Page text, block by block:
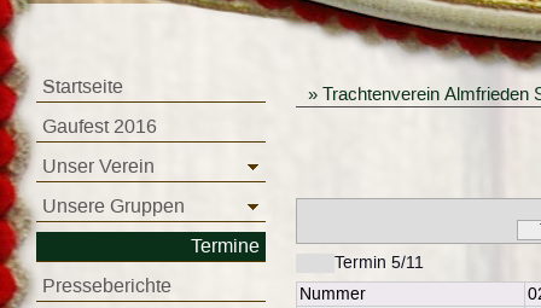
Startseite
Gaufest 2016
Unser Verein
Unsere Gruppen
Termine
Presseberichte
» Trachtenverein Almfrieden
Termin 5/11
Nummer